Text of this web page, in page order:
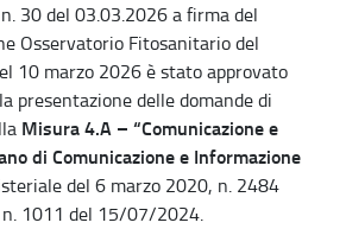
30 del 03.03.2026 a firma del
Osservatorio Fitosanitario del
10 marzo 2026 è stato approvato
presentazione delle domande di
Misura 4.A – “Comunicazione e
di Comunicazione e Informazione
del 6 marzo 2020, n. 2484
n. 1011 del 15/07/2024.